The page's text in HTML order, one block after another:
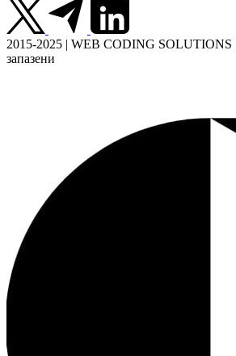
2015-2025 | WEB CODING SOLUTIONS
запазени